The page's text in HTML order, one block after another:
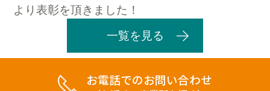
より表彰を頂きました！
一覧を見る
お電話でのお問い合わせ